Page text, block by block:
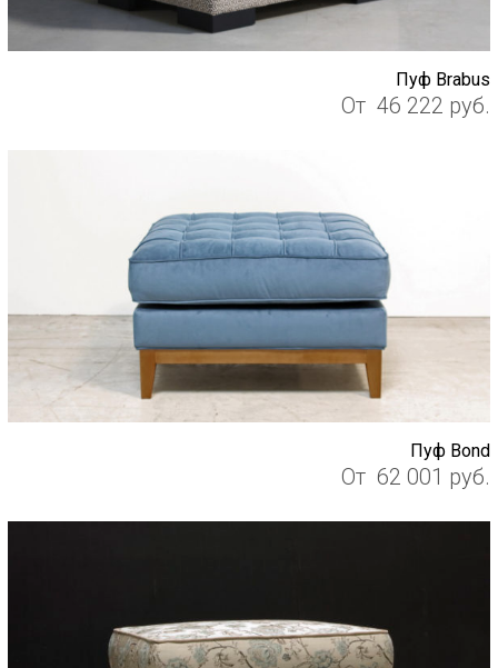
Пуф Brabus
От 46 222 руб.
Пуф Bond
От 62 001 руб.